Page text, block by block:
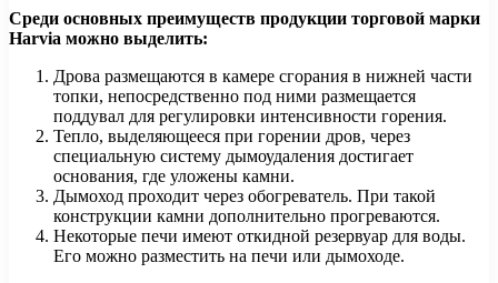
Среди основных преимуществ продукции торговой марки
Harvia можно выделить:
Дрова размещаются в камере сгорания в нижней части
топки, непосредственно под ними размещается
поддувал для регулировки интенсивности горения.
Тепло, выделяющееся при горении дров, через
специальную систему дымоудаления достигает
основания, где уложены камни.
Дымоход проходит через обогреватель. При такой
конструкции камни дополнительно прогреваются.
Некоторые печи имеют откидной резервуар для воды.
Его можно разместить на печи или дымоходе.